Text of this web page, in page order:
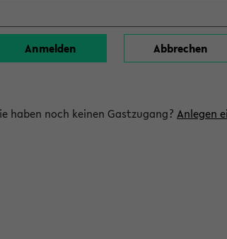
haben noch keinen Gastzugang? Anlegen